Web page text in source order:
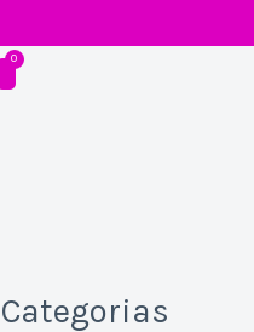
Categorias